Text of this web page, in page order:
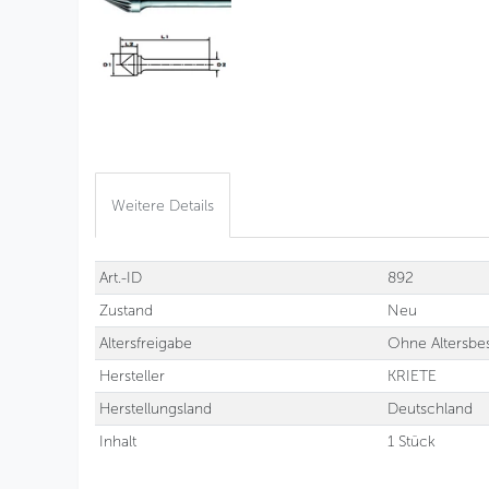
Weitere Details
Technisches
Merkmal
Wert
Art.-ID
892
Zustand
Neu
Altersfreigabe
Ohne
Hersteller
KRIETE
Herstellungsland
Deutschland
Inhalt
1 Stück